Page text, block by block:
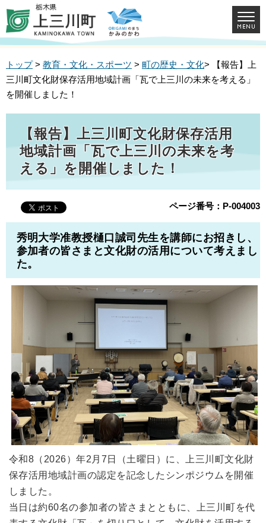
トップ> 教育・文化・スポーツ > 町の歴史・文化> 【報告】上
三川町文化財保存活用地域計画「瓦で上三川の未来を考える」
を開催しました！
【報告】上三川町文化財保存活用
地域計画「瓦で上三川の未来を考
える」を開催しました！
ページ番号：P-004003
秀明大学准教授樋口誠司先生を講師にお招きし、
参加者の皆さまと文化財の活用について考えまし
た。
令和8（2026）年2月7日（土曜日）に、上三川町文化財
保存活用地域計画の認定を記念したシンポジウムを開催
しました。
当日は約60名の参加者の皆さまとともに、上三川町を代